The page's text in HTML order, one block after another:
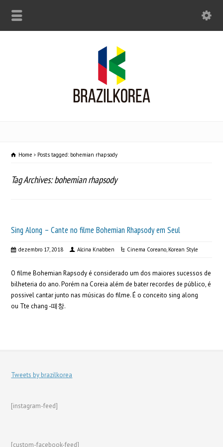
Home Posts tagged: bohemian rhapsody
Tag Archives: bohemian rhapsody
Sing Along – Cante no filme Bohemian Rhapsody em Seul
dezembro 17, 2018 Alcina Knabben Cinema Coreano, Korean Style
O filme Bohemian Rapsody é considerado um dos maiores sucessos de
bilheteria do ano. Porém na Coreia além de bater recordes de público, é
possivel cantar junto nas músicas do filme. É o conceito sing along
ou Tte chang -떼창.
Tweets by brazilkorea
[instagram-feed]
[custom-facebook-feed]